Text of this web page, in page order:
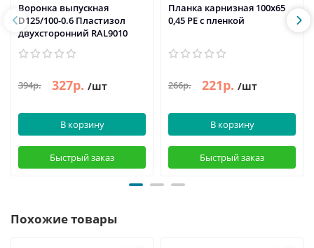
Воронка выпускная
D125/100-0.6 Пластизол
двухсторонний RAL9010
394р. 327р. /шт
В корзину
Быстрый заказ
Планка карнизная 100х65
0,45 PE с пленкой
266р. 221р. /шт
В корзину
Быстрый заказ
Похожие товары